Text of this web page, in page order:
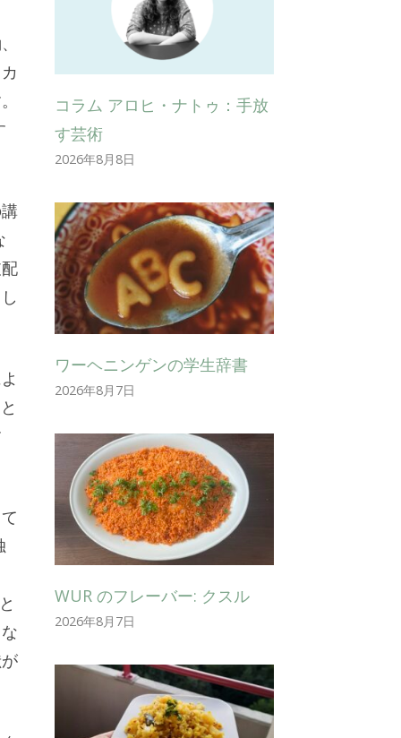
コラム アロヒ・ナトゥ：手放
す芸術
2026年8月8日
ワーヘニンゲンの学生辞書
2026年8月7日
WUR のフレーバー: クスル
2026年8月7日